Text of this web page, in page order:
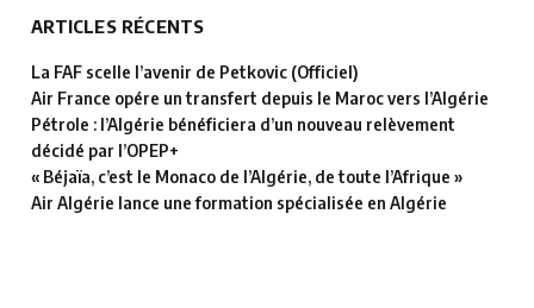
ARTICLES RÉCENTS
La FAF scelle l’avenir de Petkovic (Officiel)
Air France opére un transfert depuis le Maroc vers l’Algérie
Pétrole : l’Algérie bénéficiera d’un nouveau relèvement
décidé par l’OPEP+
« Béjaïa, c’est le Monaco de l’Algérie, de toute l’Afrique »
Air Algérie lance une formation spécialisée en Algérie